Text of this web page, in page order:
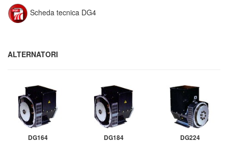
Scheda tecnica DG4
ALTERNATORI
DG164 DG184 DG224